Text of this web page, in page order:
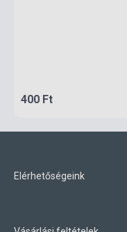
400 Ft
Elérhetőségeink